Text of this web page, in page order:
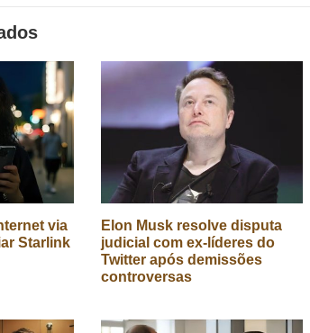
via
Starlink
Elon Musk resolve disputa
judicial com ex-líderes do
Twitter após demissões
controversas